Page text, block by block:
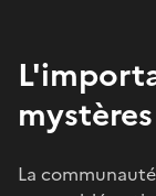
La